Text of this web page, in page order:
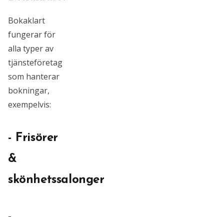
Bokaklart
fungerar för
alla typer av
tjänsteföretag
som hanterar
bokningar,
exempelvis:
- Frisörer
&
skönhetssalonger